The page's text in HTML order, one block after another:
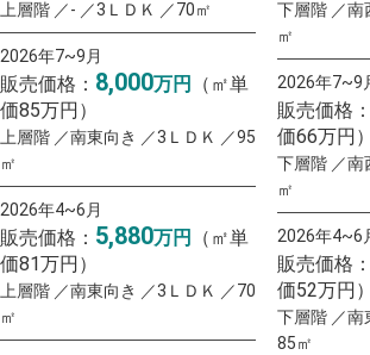
上層階 ／- ／3ＬＤＫ ／70㎡
2026年7~9月
販売価格： 8,000万円
（㎡単
価85万円）
上層階 ／南東向き ／3ＬＤＫ ／95
㎡
2026年4~6月
販売価格： 5,880万円
（㎡単
価81万円）
上層階 ／南東向き ／3ＬＤＫ ／70
㎡
下層階 ／南
㎡
2026年7~9
販売価格：
価66万円）
下層階 ／南
㎡
2026年4~6
販売価格：
価52万円）
下層階 ／南
85㎡